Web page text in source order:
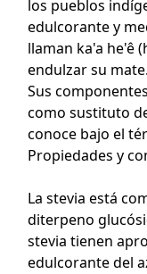
los pueblos
edulcorante y
llaman ka'a he'ê
endulzar su mate.
Sus
como sustituto
conoce bajo el
Propiedades y
La stevia está
diterpeno
stevia tienen
edulcorante del